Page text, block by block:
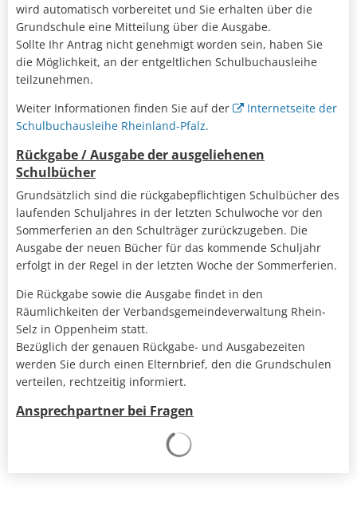
wird automatisch vorbereitet und Sie erhalten über die
Grundschule eine Mitteilung über die Ausgabe.
Sollte Ihr Antrag nicht genehmigt worden sein, haben Sie
die Möglichkeit, an der entgeltlichen Schulbuchausleihe
teilzunehmen.
Weiter Informationen finden Sie auf der
Internetseite der
Schulbuchausleihe Rheinland-Pfalz.
Rückgabe / Ausgabe der ausgeliehenen
Schulbücher
Grundsätzlich sind die rückgabepflichtigen Schulbücher des
laufenden Schuljahres in der letzten Schulwoche vor den
Sommerferien an den Schulträger zurückzugeben. Die
Ausgabe der neuen Bücher für das kommende Schuljahr
erfolgt in der Regel in der letzten Woche der Sommerferien.
Die Rückgabe sowie die Ausgabe findet in den
Räumlichkeiten der Verbandsgemeindeverwaltung Rhein-
Selz in Oppenheim statt.
Bezüglich der genauen Rückgabe- und Ausgabezeiten
werden Sie durch einen Elternbrief, den die Grundschulen
verteilen, rechtzeitig informiert.
Ansprechpartner bei Fragen